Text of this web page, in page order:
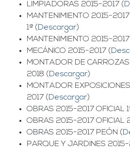
LIMPIADORAS 2015-2017 (
MANTENIMIENTO 2015-
1ª (Descargar)
MANTENIMIENTO 2015-
MECÁNICO 2015-2017 (
MONTADOR DE
2018 (Descargar)
MONTADOR
2017 (Descargar)
OBRAS 2015-2017 OFICIAL
OBRAS 2015-2017 OFICIAL
OBRAS 2015-2017 PEÓN (
PARQUE Y JARDINES